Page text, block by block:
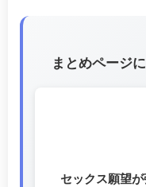
まとめページ
セックス願望